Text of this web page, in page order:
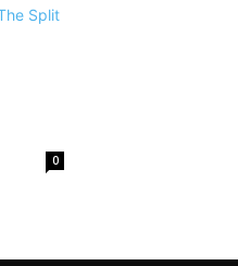
0